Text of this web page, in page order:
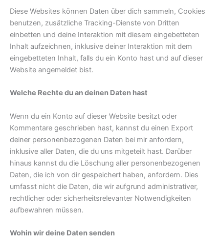
Diese Websites können Daten über dich sammeln, Cookies
benutzen, zusätzliche Tracking-Dienste von Dritten
einbetten und deine Interaktion mit diesem eingebetteten
Inhalt aufzeichnen, inklusive deiner Interaktion mit dem
eingebetteten Inhalt, falls du ein Konto hast und auf dieser
Website angemeldet bist.
Welche Rechte du an deinen Daten hast
Wenn du ein Konto auf dieser Website besitzt oder
Kommentare geschrieben hast, kannst du einen Export
deiner personenbezogenen Daten bei mir anfordern,
inklusive aller Daten, die du uns mitgeteilt hast. Darüber
hinaus kannst du die Löschung aller personenbezogenen
Daten, die ich von dir gespeichert haben, anfordern. Dies
umfasst nicht die Daten, die wir aufgrund administrativer,
rechtlicher oder sicherheitsrelevanter Notwendigkeiten
aufbewahren müssen.
Wohin wir deine Daten senden